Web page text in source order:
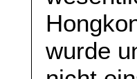
wurde